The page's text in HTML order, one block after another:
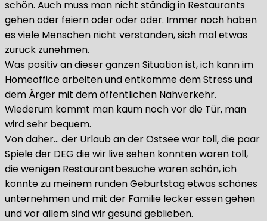
schön. Auch muss man nicht ständig in Restaurants
gehen oder feiern oder oder oder. Immer noch haben
es viele Menschen nicht verstanden, sich mal etwas
zurück zunehmen.
Was positiv an dieser ganzen Situation ist, ich kann im
Homeoffice arbeiten und entkomme dem Stress und
dem Ärger mit dem öffentlichen Nahverkehr.
Wiederum kommt man kaum noch vor die Tür, man
wird sehr bequem.
Von daher… der Urlaub an der Ostsee war toll, die paar
Spiele der DEG die wir live sehen konnten waren toll,
die wenigen Restaurantbesuche waren schön, ich
konnte zu meinem runden Geburtstag etwas schönes
unternehmen und mit der Familie lecker essen gehen
und vor allem sind wir gesund geblieben.